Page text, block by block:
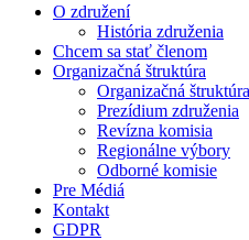
O združení
História združenia
Chcem sa stať členom
Organizačná štruktúra
Organizačná
Prezídium združenia
Revízna komisia
Regionálne výbory
Odborné komisie
Pre Médiá
Kontakt
GDPR